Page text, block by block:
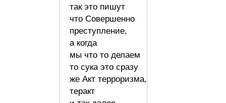
так это пишут
что Совершенно
преступление,
а когда
мы что то делаем
то сука это сразу
же Акт терроризма,
теракт